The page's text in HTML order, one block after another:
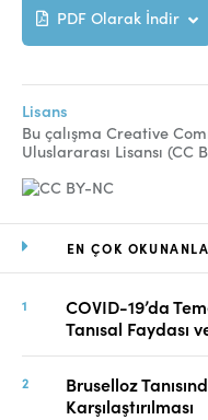
EN ÇOK
COVID-19’da
Tanısal Faydası
Bruselloz
Karşılaştırılması
PDF Olarak İndir
Lisans
Bu çalışma Creative
Uluslararası Lisansı (CC